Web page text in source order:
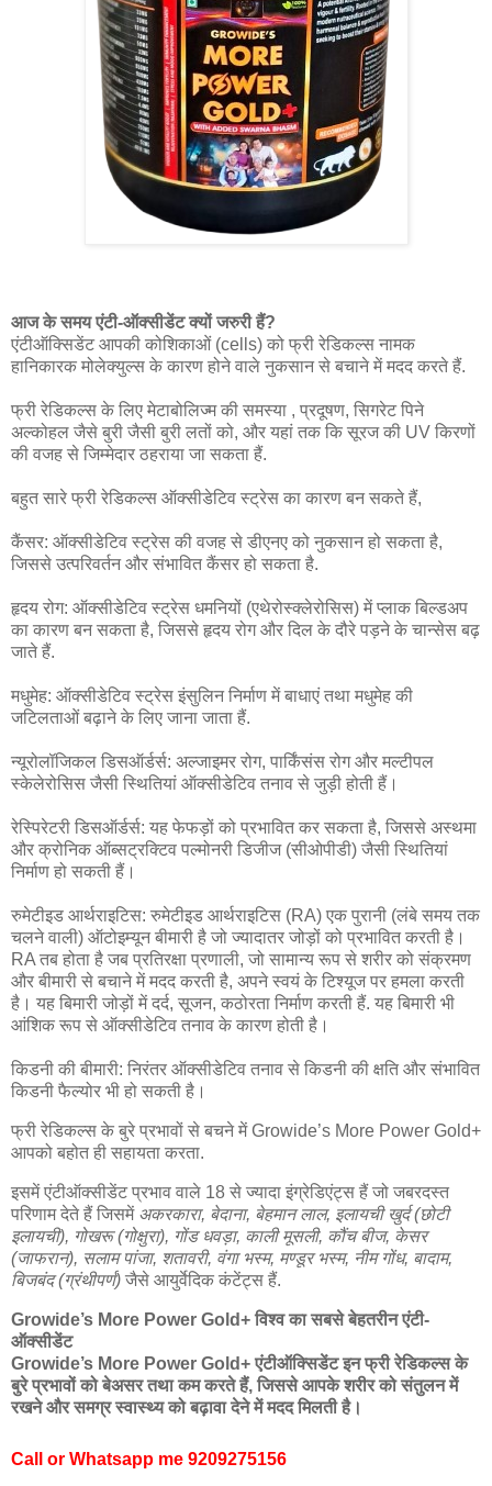
आज के समय एंटी-ऑक्सीडेंट क्यों जरुरी हैं?
एंटीऑक्सिडेंट आपकी कोशिकाओं (cells) को फ्री रेडिकल्स नामक
हानिकारक मोलेक्युल्स के कारण होने वाले नुकसान से बचाने में मदद करते हैं.
फ्री रेडिकल्स के लिए मेटाबोलिज्म की समस्या , प्रदूषण, सिगरेट पिने
अल्कोहल जैसे बुरी जैसी बुरी लतों को, और यहां तक कि सूरज की UV किरणों
की वजह से जिम्मेदार ठहराया जा सकता हैं.
बहुत सारे फ्री रेडिकल्स ऑक्सीडेटिव स्ट्रेस का कारण बन सकते हैं,
कैंसर: ऑक्सीडेटिव स्ट्रेस की वजह से डीएनए को नुकसान हो सकता है,
जिससे उत्परिवर्तन और संभावित कैंसर हो सकता है.
हृदय रोग: ऑक्सीडेटिव स्ट्रेस धमनियों (एथेरोस्क्लेरोसिस) में प्लाक बिल्डअप
का कारण बन सकता है, जिससे हृदय रोग और दिल के दौरे पड़ने के चान्सेस बढ़
जाते हैं.
मधुमेह: ऑक्सीडेटिव स्ट्रेस इंसुलिन निर्माण में बाधाएं तथा मधुमेह की
जटिलताओं बढ़ाने के लिए जाना जाता हैं.
न्यूरोलॉजिकल डिसऑर्डर्स: अल्जाइमर रोग, पार्किंसंस रोग और मल्टीपल
स्केलेरोसिस जैसी स्थितियां ऑक्सीडेटिव तनाव से जुड़ी होती हैं।
रेस्पिरेटरी डिसऑर्डर्स: यह फेफड़ों को प्रभावित कर सकता है, जिससे अस्थमा
और क्रोनिक ऑब्सट्रक्टिव पल्मोनरी डिजीज (सीओपीडी) जैसी स्थितियां
निर्माण हो सकती हैं।
रुमेटीइड आर्थराइटिस: रुमेटीइड आर्थराइटिस (RA) एक पुरानी (लंबे समय तक
चलने वाली) ऑटोइम्यून बीमारी है जो ज्यादातर जोड़ों को प्रभावित करती है।
RA तब होता है जब प्रतिरक्षा प्रणाली, जो सामान्य रूप से शरीर को संक्रमण
और बीमारी से बचाने में मदद करती है, अपने स्वयं के टिश्यूज पर हमला करती
है। यह बिमारी जोड़ों में दर्द, सूजन, कठोरता निर्माण करती हैं. यह बिमारी भी
आंशिक रूप से ऑक्सीडेटिव तनाव के कारण होती है।
किडनी की बीमारी: निरंतर ऑक्सीडेटिव तनाव से किडनी की क्षति और संभावित
किडनी फैल्योर भी हो सकती है।
फ्री रेडिकल्स के बुरे प्रभावों से बचने में Growide’s More Power Gold+
आपको बहोत ही सहायता करता.
इसमें एंटीऑक्सीडेंट प्रभाव वाले 18 से ज्यादा इंग्रेडिएंट्स हैं जो जबरदस्त
परिणाम देते हैं जिसमें अकरकारा, बेदाना, बेहमान लाल, इलायची खुर्द (छोटी
इलायची), गोखरू (गोक्षुरा), गोंड धवड़ा, काली मूसली, कौंच बीज, केसर
(जाफरान), सलाम पांजा, शतावरी, वंगा भस्म, मण्डूर भस्म, नीम गोंध, बादाम,
बिजबंद (ग्रंथीपर्ण) जैसे आयुर्वेदिक कंटेंट्स हैं.
Growide’s More Power Gold+ विश्व का सबसे बेहतरीन एंटी-
ऑक्सीडेंट
Growide’s More Power Gold+ एंटीऑक्सिडेंट इन फ्री रेडिकल्स के
बुरे प्रभावों को बेअसर तथा कम करते हैं, जिससे आपके शरीर को संतुलन में
रखने और समग्र स्वास्थ्य को बढ़ावा देने में मदद मिलती है।
Call or Whatsapp me 9209275156